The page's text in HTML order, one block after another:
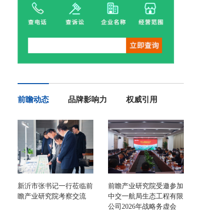
前瞻动态 品牌影响力 权威引用
新沂市张书记一行莅临前
瞻产业研究院考察交流
前瞻产业研究院受邀参加
中交一航局生态工程有限
公司2026年战略务虚会